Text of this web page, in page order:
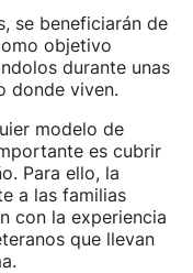
se beneficiarán de
objetivo
durante unas
donde viven.
modelo de
es cubrir
Para ello, la
a las familias
con la experiencia
que llevan